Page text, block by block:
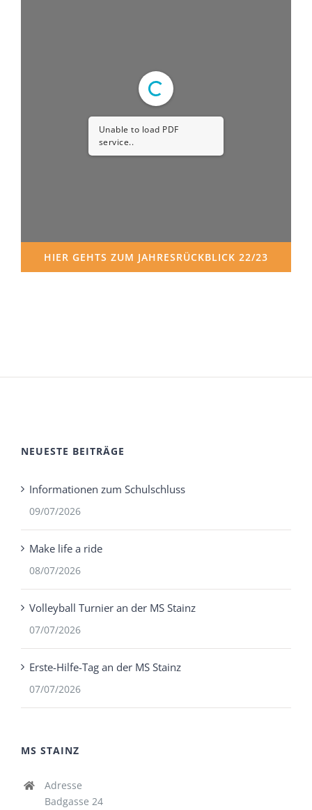
Unable to load PDF
service..
HIER GEHTS ZUM JAHRESRÜCKBLICK 22/23
NEUESTE BEITRÄGE
Informationen zum Schulschluss
09/07/2026
Make life a ride
08/07/2026
Volleyball Turnier an der MS Stainz
07/07/2026
Erste-Hilfe-Tag an der MS Stainz
07/07/2026
MS STAINZ
Adresse
Badgasse 24